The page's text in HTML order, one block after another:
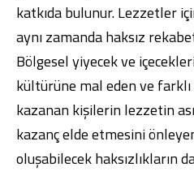
katkıda bulunur. Lezzetler
aynı zamanda haksız
Bölgesel yiyecek ve
kültürüne mal eden ve
kazanan kişilerin lezzetin
kazanç elde etmesini
oluşabilecek haksızlıkların